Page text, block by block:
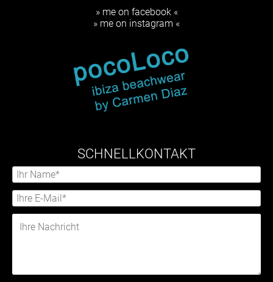
» me on facebook «
» me on instagram «
SCHNELLKONTAKT